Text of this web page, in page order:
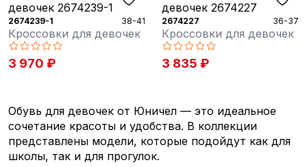
2674239-1 38-41
Кроссовки для девочек
3 970 ₽
2674227 36-37
Кроссовки для девочек
3 835 ₽
Обувь для девочек от Юничел — это идеальное
сочетание красоты и удобства. В коллекции
представлены модели, которые подойдут как для
школы, так и для прогулок.